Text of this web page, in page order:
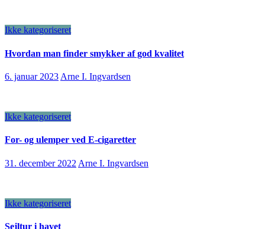
Ikke kategoriseret
Hvordan man finder smykker af god kvalitet
6. januar 2023 Arne I. Ingvardsen
Ikke kategoriseret
For- og ulemper ved E-cigaretter
31. december 2022 Arne I. Ingvardsen
Ikke kategoriseret
Sejltur i havet